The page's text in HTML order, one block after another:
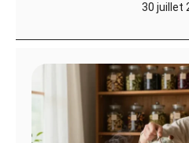
30 juillet